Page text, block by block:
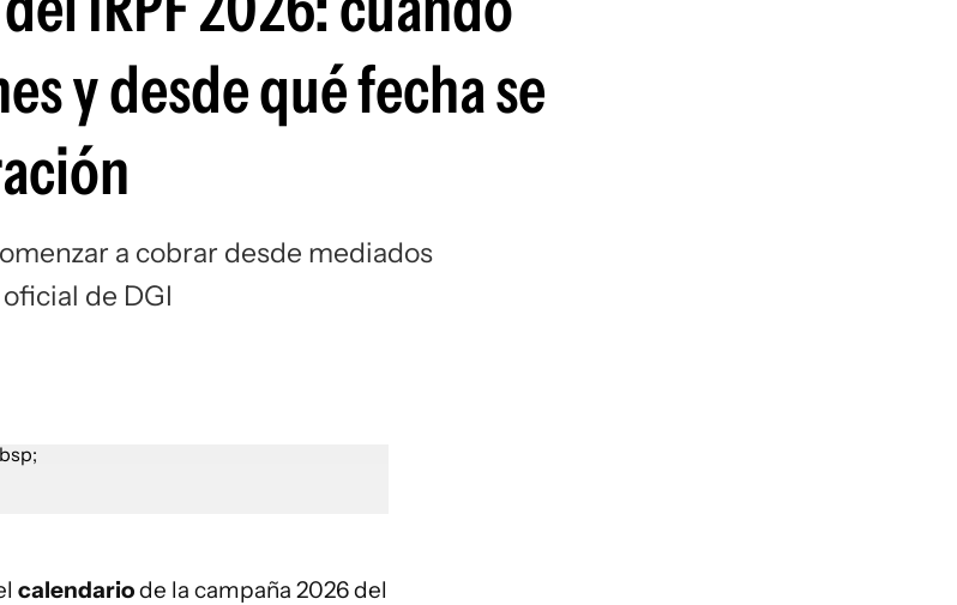
y desde qué fecha se
a cobrar desde mediados
de DGI
calendariode la campaña 2026 del